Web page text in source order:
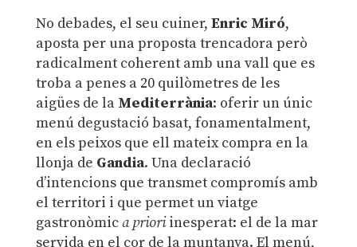
No debades, el seu cuiner, Enric Miró,
aposta per una proposta trencadora però
radicalment coherent amb una vall que es
troba a penes a 20 quilòmetres de les
aigües de la Mediterrània: oferir un únic
menú degustació basat, fonamentalment,
en els peixos que ell mateix compra en la
llonja de Gandia. Una declaració
d’intencions que transmet compromís amb
el territori i que permet un viatge
gastronòmica prioriinesperat: el de la mar
servida en el cor de la muntanya. El menú,